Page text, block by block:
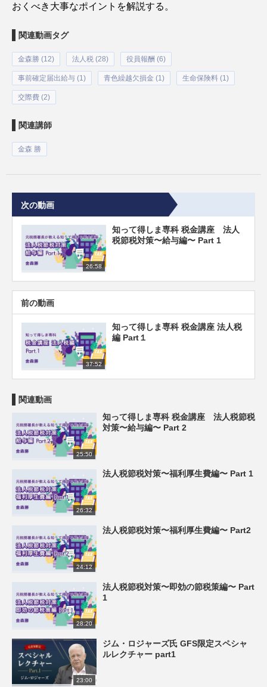
おくべき大事なポイントを解説する。
関連動画タグ
金森勝 (12) 法人税 (28) 役員報酬 (6)
事前確定届出給与 (1) 青色繰越欠損金 (1) 生命保険料 (1)
交際費 (2)
関連講師
金森 勝
次の動画
26:58
知って得しま専科 税金講座 法人
税節税対策〜給与編〜 Part 1
前の動画
37:52
知って得しま専科 税金講座 法人税
編 Part１
関連動画
25:50
知って得しま専科 税金講座 法人税節税
対策〜給与編〜 Part 2
26:32
法人税節税対策〜福利厚生費編〜 Part 1
24:12
法人税節税対策〜福利厚生費編〜 Part2
28:20
法人税節税対策〜即効の節税策編〜 Part
1
23:00
ジム・ロジャーズ氏 GFS限定スペシャ
ルレクチャー part1